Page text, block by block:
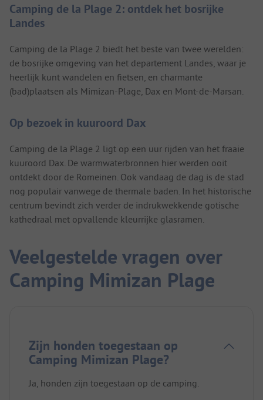
Camping de la Plage 2: ontdek het bosrijke
Landes
Camping de la Plage 2 biedt het beste van twee werelden:
de bosrijke omgeving van het departement Landes, waar je
heerlijk kunt wandelen en fietsen, en charmante
(bad)plaatsen als Mimizan-Plage, Dax en Mont-de-Marsan.
Op bezoek in kuuroord Dax
Camping de la Plage 2 ligt op een uur rijden van het fraaie
kuuroord Dax. De warmwaterbronnen hier werden ooit
ontdekt door de Romeinen. Ook vandaag de dag is de stad
nog populair vanwege de thermale baden. In het historische
centrum bevindt zich verder de indrukwekkende gotische
kathedraal met opvallende kleurrijke glasramen.
Veelgestelde vragen over
Camping Mimizan Plage
Zijn honden toegestaan op
Camping Mimizan Plage?
Ja, honden zijn toegestaan op de camping.